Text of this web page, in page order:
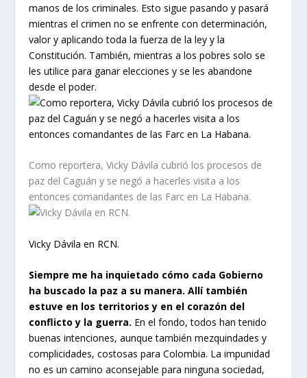
manos de los criminales. Esto sigue pasando y pasará
mientras el crimen no se enfrente con determinación,
valor y aplicando toda la fuerza de la ley y la
Constitución. También, mientras a los pobres solo se
les utilice para ganar elecciones y se les abandone
desde el poder.
Como reportera, Vicky Dávila cubrió los procesos de
paz del Caguán y se negó a hacerles visita a los
entonces comandantes de las Farc en La Habana.
Vicky Dávila en RCN.
Siempre me ha inquietado cómo cada Gobierno
ha buscado la paz a su manera. Allí también
estuve en los territorios y en el corazón del
conflicto y la guerra. En el fondo, todos han tenido
buenas intenciones, aunque también mezquindades y
complicidades, costosas para Colombia. La impunidad
no es un camino aconsejable para ninguna sociedad,